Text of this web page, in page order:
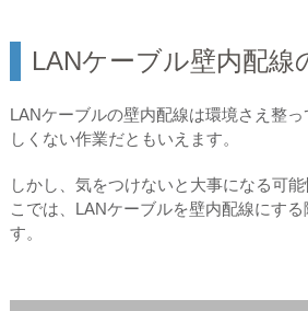
LANケーブル壁内配線
LANケーブルの壁内配線は環境さえ整
しくない作業だともいえます。
しかし、気をつけないと大事になる可
こでは、LANケーブルを壁内配線にす
す。